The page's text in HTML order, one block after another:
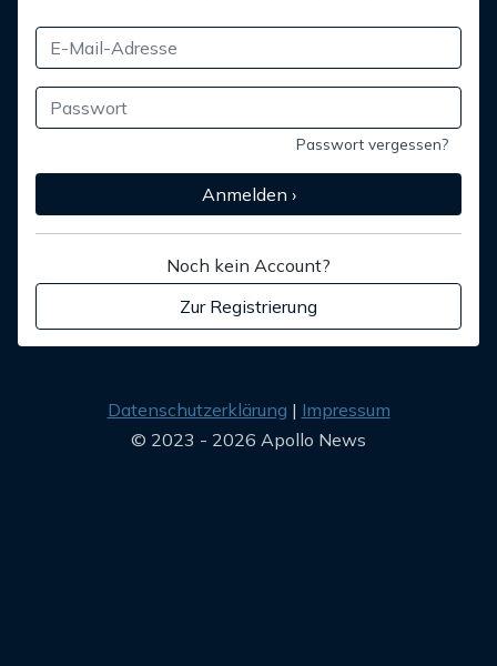
Passwort vergessen?
Anmelden ›
Noch kein Account?
Zur Registrierung
Datenschutzerklärung
Impressum
© 2023 - 2026 Apollo News